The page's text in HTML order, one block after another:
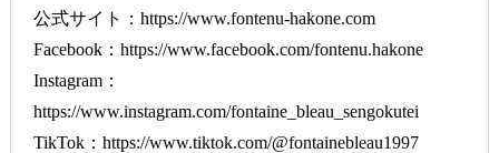
公式サイト： https://www.fontenu-hakone.com
Facebook： https://www.facebook.com/fontenu.hakone
Instagram：
https://www.instagram.com/fontaine_bleau_sengokutei
TikTok： https://www.tiktok.com/@fontainebleau1997